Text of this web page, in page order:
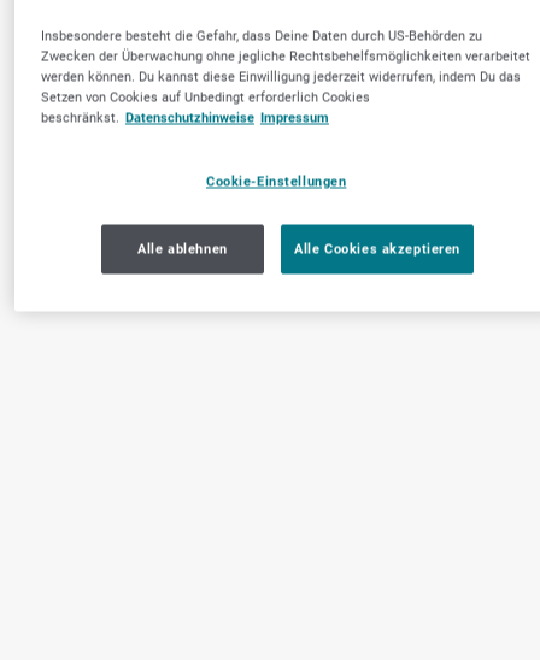
Insbesondere besteht die Gefahr, dass Deine Daten durch US-Behörden zu
Zwecken der Überwachung ohne jegliche Rechtsbehelfsmöglichkeiten verarbeitet
werden können. Du kannst diese Einwilligung jederzeit widerrufen, indem Du das
Setzen von Cookies auf Unbedingt erforderlich Cookies
beschränkst. Datenschutzhinweise Impressum
Cookie-Einstellungen
Alle ablehnen Alle Cookies akzeptieren